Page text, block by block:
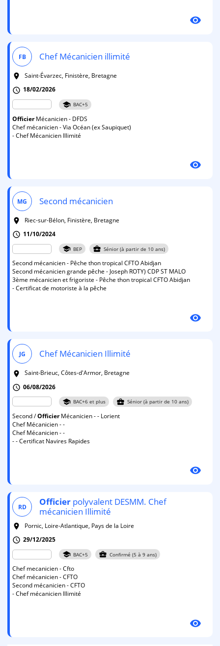
visibility
FB Chef Mécanicien illimité
room
Saint-Évarzec, Finistère, Bretagne
schedule 18/02/2026
school BAC+5
OfficierMécanicien - DFDS
Chef mécanicien - Via Océan (ex Saupiquet)
- Chef Mécanicien Illimité
visibility
MG Second mécanicien
room
Riec-sur-Bélon, Finistère, Bretagne
schedule 11/10/2024
school BEP business_center Sénior (à partir de 10 ans)
Second mécanicien - Pêche thon tropical CFTO Abidjan
Second mécanicien grande pêche - Joseph ROTY) CDP ST MALO
3ème mécanicien et frigoriste - Pêche thon tropical CFTO Abidjan
- Certificat de motoriste à la pêche
visibility
JG Chef Mécanicien Illimité
room
Saint-Brieuc, Côtes-d'Armor, Bretagne
schedule 06/08/2026
school BAC+6 et plus business_center Sénior (à partir de 10 ans)
Second /OfficierMécanicien - - Lorient
Chef Mécanicien - -
Chef Mécanicien - -
- - Certificat Navires Rapides
visibility
RD Officier polyvalent DESMM. Chef
mécanicien Illimité
room
Pornic, Loire-Atlantique, Pays de la Loire
schedule 29/12/2025
school BAC+5 business_center Confirmé (5 à 9 ans)
Chef mecanicien - Cfto
Chef mécanicien - CFTO
Second mécanicien - CFTO
- Chef mécanicien Illimité
visibility